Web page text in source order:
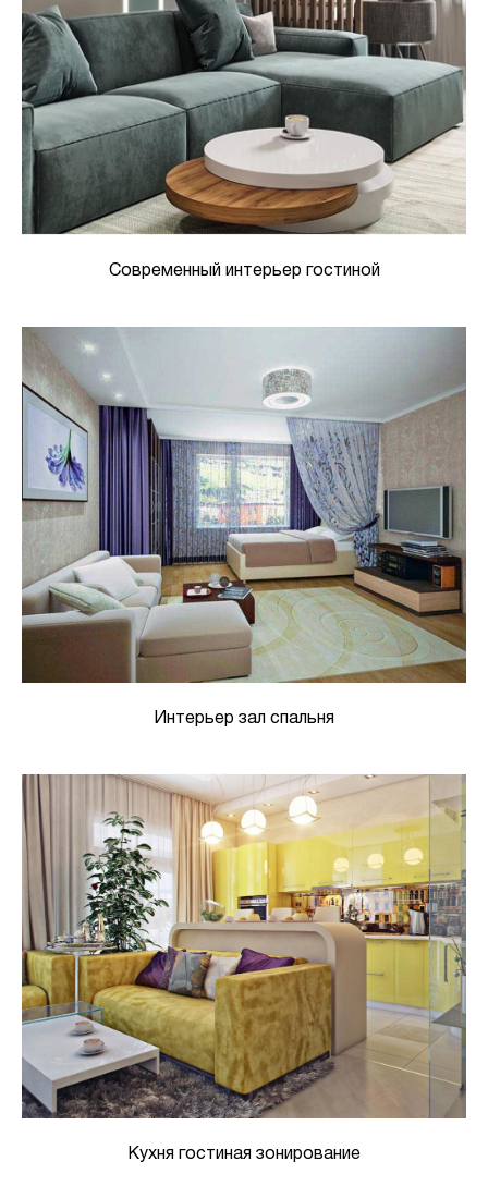
Современный интерьер гостиной
Интерьер зал спальня
Кухня гостиная зонирование